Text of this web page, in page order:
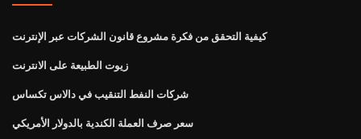
كيفية التحقق من فكرة مشروع قانون الشركات عبر الإنترنت
زيوت الطبيعة على الانترنت
شركات النفط التنقيب في دالاس تكساس
سعر صرف العملة الكندية بالدولار الأمريكي